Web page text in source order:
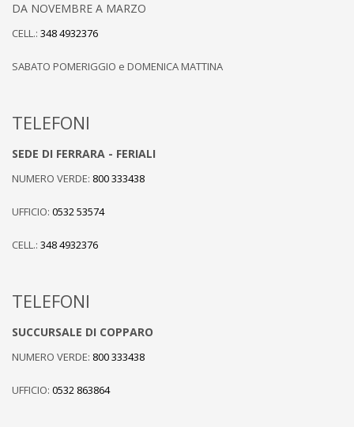
Potrai contattarci per la manutenzione ordinaria e straordinaria
quello che riguarda il mondo di
DA NOVEMBRE A MARZO
CELL.: 348 4932376
SABATO POMERIGGIO e DOMENICA MATTINA
TELEFONI
SEDE DI FERRARA - FERIALI
NUMERO VERDE: 800 333438
UFFICIO: 0532 53574
CELL.: 348 4932376
TELEFONI
SUCCURSALE DI COPPARO
NUMERO VERDE: 800 333438
UFFICIO: 0532 863864